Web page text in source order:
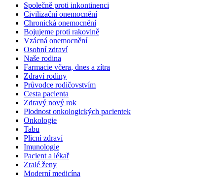
Společně proti inkontinenci
Civilizační onemocnění
Chronická onemocnění
Bojujeme proti rakovině
Vzácná onemocnění
Osobní zdraví
Naše rodina
Farmacie včera, dnes a zítra
Zdraví rodiny
Průvodce rodičovstvím
Cesta pacienta
Zdravý nový rok
Plodnost onkologických pacientek
Onkologie
Tabu
Plicní zdraví
Imunologie
Pacient a lékař
Zralé ženy
Moderní medicína